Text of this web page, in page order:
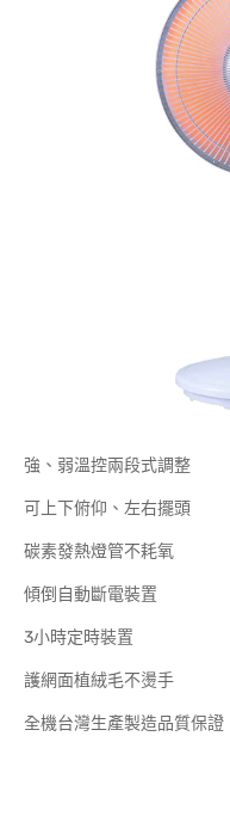
強、弱溫控兩段式調整
可上下俯仰、左右擺頭
碳素發熱燈管不耗氧
傾倒自動斷電裝置
3小時定時裝置
護網面植絨毛不燙手
全機台灣生產製造品質保證